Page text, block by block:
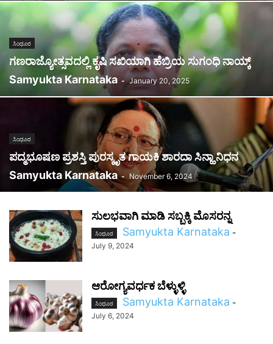
ಸಿಂಧೂರ
ಗಣರಾಜ್ಯೋತ್ಸವದಲ್ಲಿ ಕೃಷಿ ಸಖಿಯಾಗಿ ಹೆಬ್ರಿಯ ಸುಗಂಧಿ ನಾಯ್ಕ್‌
Samyukta Karnataka - January 20, 2025
ಸಿಂಧೂರ
ಪದ್ಮಭೂಷಣ ಪ್ರಶಸ್ತಿ ಪುರಸ್ಕೃತ ಗಾಯಕಿ ಶಾರದಾ ಸಿನ್ಹಾ ನಿಧನ
Samyukta Karnataka - November 6, 2024
ಸುಲಭವಾಗಿ ಮಾಡಿ ಸಬ್ಬಕ್ಕಿ ಮೊಸರನ್ನ
ಸಿಂಧೂರ Samyukta Karnataka -
July 9, 2024
ಆರೋಗ್ಯವರ್ಧಕ ಬೆಳ್ಳುಳ್ಳಿ
ಸಿಂಧೂರ Samyukta Karnataka -
July 6, 2024